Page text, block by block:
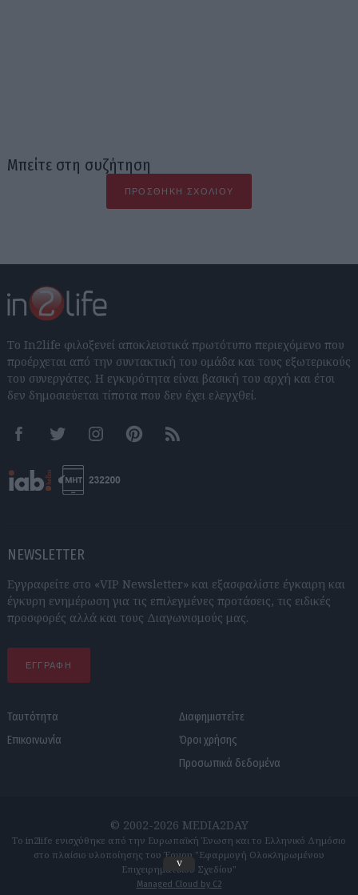
Μπείτε στη συζήτηση
ΠΡΟΣΘΉΚΗ ΣΧΟΛΊΟΥ
Το In2life φιλοξενεί αποκλειστικά πρωτότυπο περιεχόμενο που
προέρχεται από την συντακτική του ομάδα και τους εξωτερικούς
του συνεργάτες. Η εγκυρότητα είναι βασική του αρχή και έτσι
δεν δημοσιεύεται τίποτα που δεν έχει ελεγχθεί.
FacebookTwitter InstagramPinterestRSS feeds
NEWSLETTER
Εγγραφείτε στο «VIP Newsletter» και εξασφαλίστε έγκαιρη και
έγκυρη ενημέρωση για τις επιλεγμένες προτάσεις, τις ειδικές
προσφορές αλλά και τους Διαγωνισμούς μας.
ΕΓΓΡΑΦΗ
Ταυτότητα
Επικοινωνία
Διαφημιστείτε
Όροι χρήσης
Προσωπικά δεδομένα
© 2002-2026 MEDIA2DAY
Το in2life ενισχύθηκε από την Ευρωπαϊκή Ένωση και το Ελληνικό Δημόσιο
στο πλαίσιο υλοποίησης του Έργου "Εφαρμογή Ολοκληρωμένου
Επιχειρηματικού Σχεδίου"
Managed Cloud by C2
v